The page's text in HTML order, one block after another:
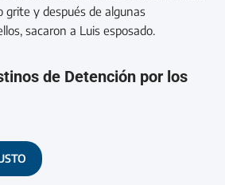
grite y después de algunas
sacaron a Luis esposado.
de Detención por los